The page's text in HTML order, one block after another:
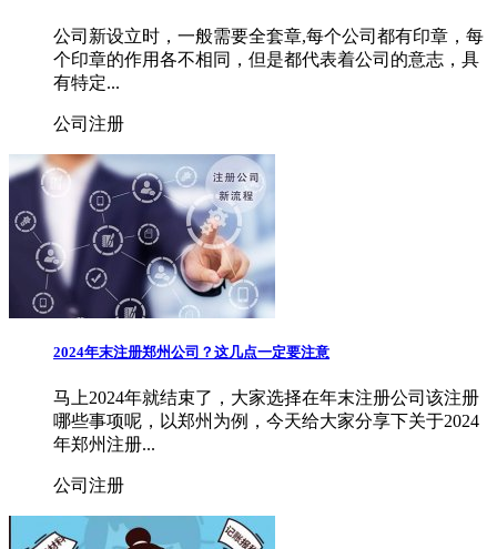
公司新设立时，一般需要全套章,每个公司都有印章，每
个印章的作用各不相同，但是都代表着公司的意志，具
有特定...
公司注册
2024年末注册郑州公司？这几点一定要注意
马上2024年就结束了，大家选择在年末注册公司该注册
哪些事项呢，以郑州为例，今天给大家分享下关于2024
年郑州注册...
公司注册